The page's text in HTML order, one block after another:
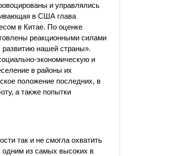
и управлялись
в США глава
в Китае. По оценке
реакционными силами
развитию нашей страны».
экономическую и
в районы их
положение последних, в
а также попытки
так и не смогла охватить
одним из самых высоких в